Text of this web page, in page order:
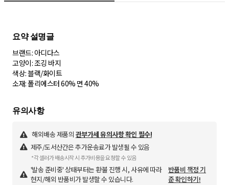
요약 설명글
브랜드: 아디다스
고양이: 조깅 바지
색상: 블랙/화이트
유의사항
해외배송 제품의 관부가세 유의사항 확인 필수!
제주/도서산간은 추가운송료가 발생될 수 있음
*각 셀러가 배송시작 시 추가비용을 요청할 수 있음
'발송 준비중' 상태부터는 환불 진행 시, 사유에 따라
현지/해외 반품비가 발생할 수 있습니다.
반품비 책정 기
준 확인하기!